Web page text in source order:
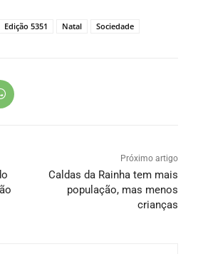
Edição 5351 Natal Sociedade
Próximo artigo
Caldas da Rainha tem mais
população, mas menos
crianças